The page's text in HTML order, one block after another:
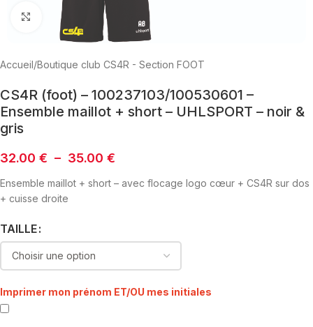
Click to enlarge
Accueil/Boutique club CS4R - Section FOOT
CS4R (foot) – 100237103/100530601 –
Ensemble maillot + short – UHLSPORT – noir &
gris
32.00 € – 35.00 €
Ensemble maillot + short – avec flocage logo cœur + CS4R sur dos
+ cuisse droite
TAILLE
Imprimer mon prénom ET/OU mes initiales